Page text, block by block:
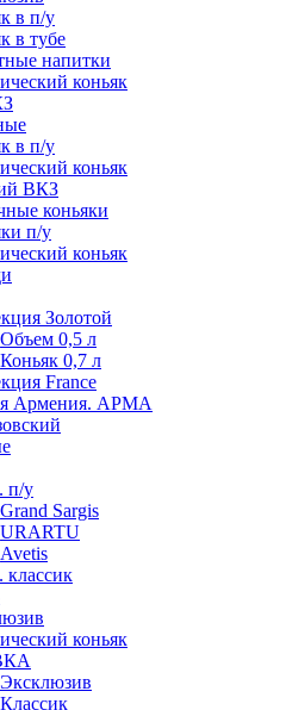
в п/у
в тубе
напитки
коньяк
в п/у
коньяк
ВКЗ
коньяки
п/у
коньяк
Золотой
Объем 0,5 л
Коньяк 0,7 л
France
Армения. АРМА
п/у
Grand Sargis
URARTU
Avetis
коньяк